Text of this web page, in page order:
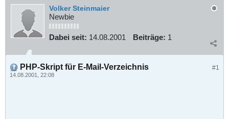
Volker Steinmaier
Newbie
Dabei seit: 14.08.2001 Beiträge: 1
#1
PHP-Skript für E-Mail-Verzeichnis
14.08.2001, 22:08